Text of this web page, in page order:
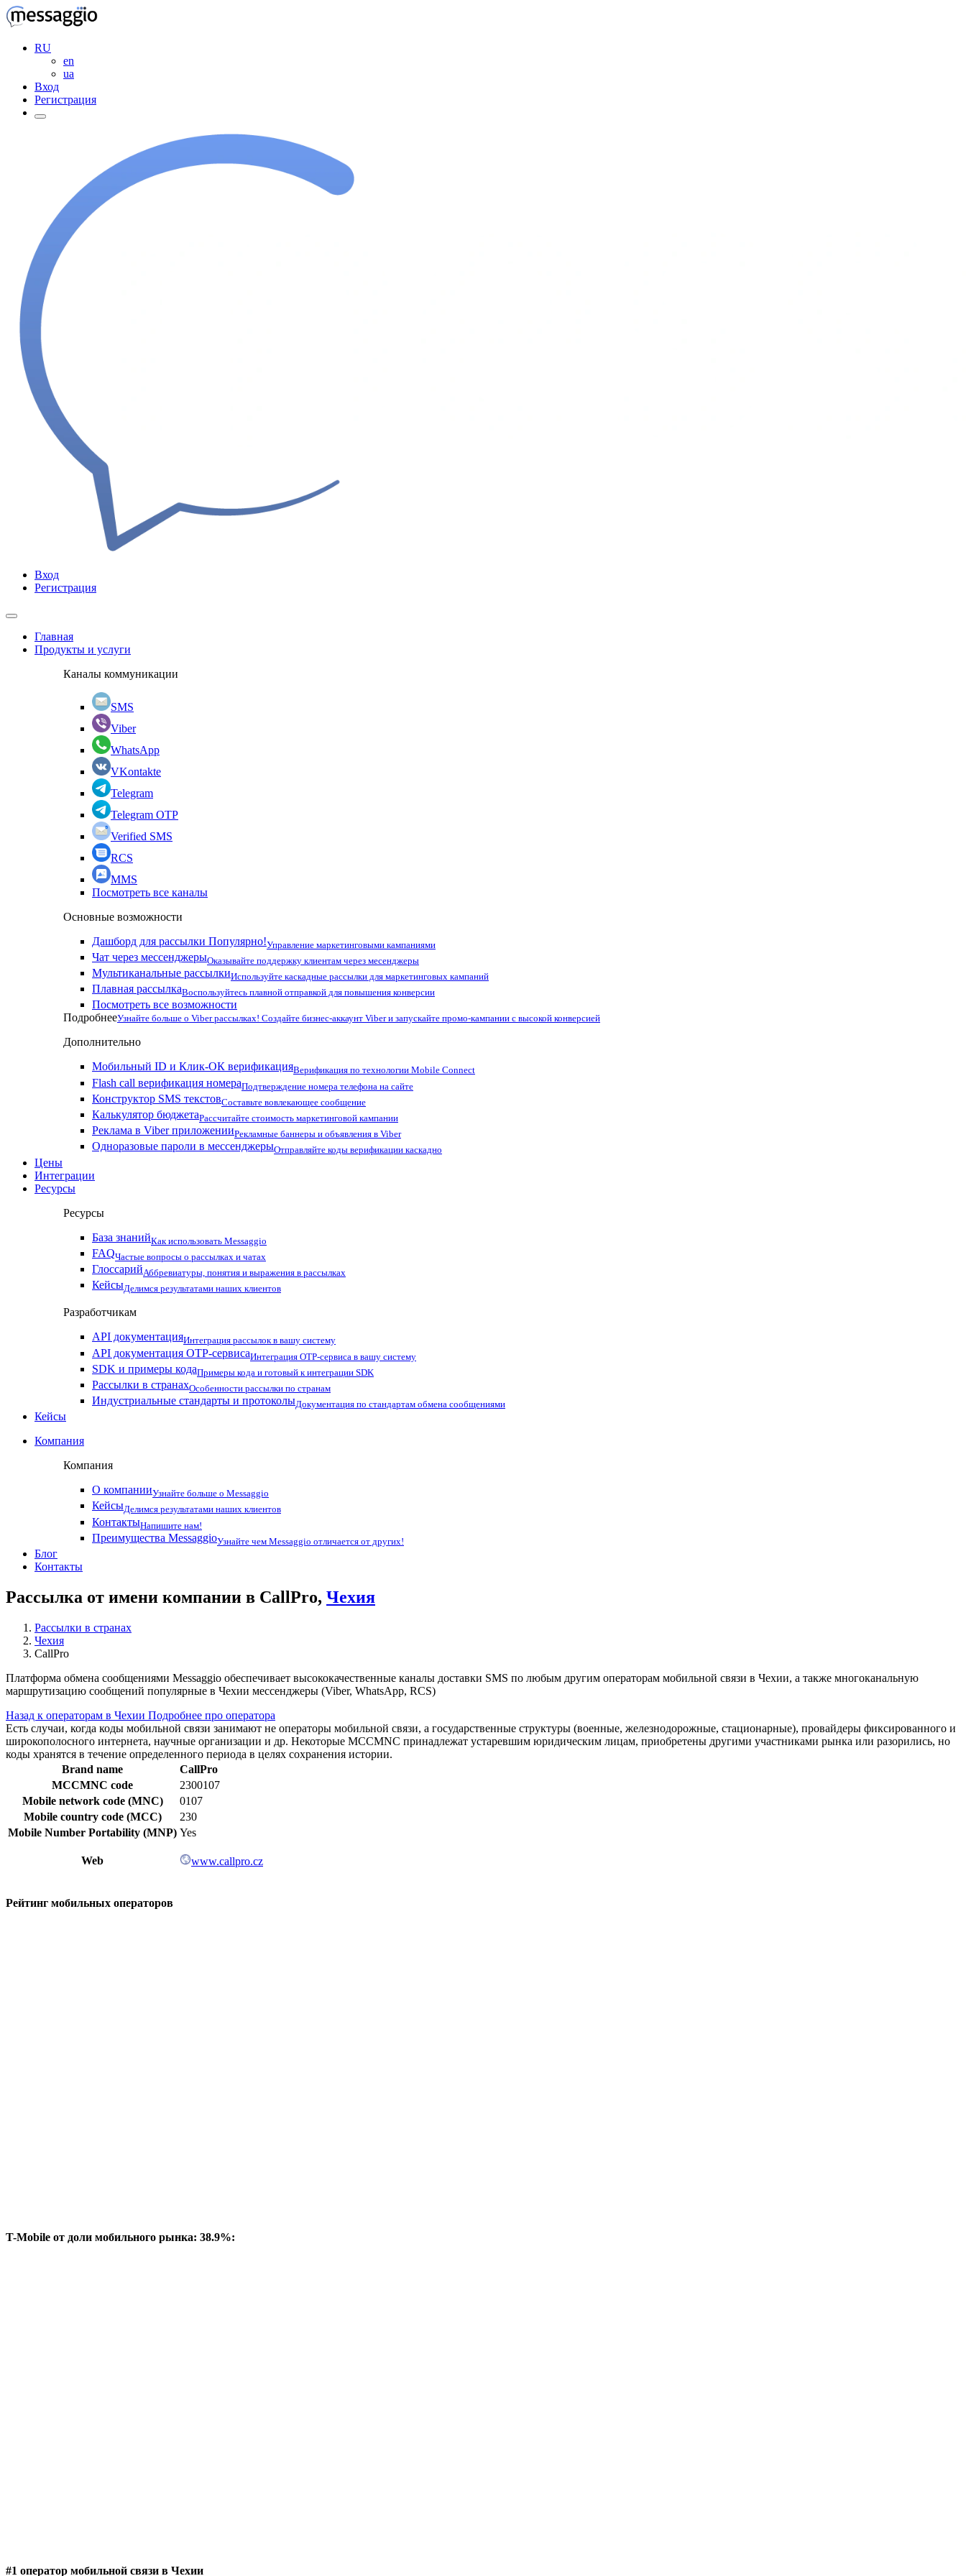
RU
en
ua
Вход
Регистрация
Вход
Регистрация
Главная
Продукты и услуги
Каналы коммуникации
SMS
Viber
WhatsApp
VKontakte
Telegram
Telegram OTP
Verified SMS
RCS
MMS
Посмотреть все каналы
Основные возможности
Дашборд для рассылки Популярно!Управление маркетинговыми кампаниями
Чат через мессенджерыОказывайте поддержку клиентам через месенджеры
Мультиканальные рассылкиИспользуйте каскадные рассылки для маркетинговых кампаний
Плавная рассылкаВоспользуйтесь плавной отправкой для повышения конверсии
Посмотреть все возможности
ПодробнееУзнайте больше о Viber рассылках! Создайте бизнес-аккаунт Viber и запускайте промо-кампании с высокой конверсией
Дополнительно
Мобильный ID и Клик-ОК верификацияВерификация по технологии Mobile Connect
Flash call верификация номераПодтверждение номера телефона на сайте
Конструктор SMS текстовСоставьте вовлекающее сообщение
Калькулятор бюджетаРассчитайте стоимость маркетинговой кампании
Реклама в Viber приложенииРекламные баннеры и объявления в Viber
Одноразовые пароли в мессенджерыОтправляйте коды верификации каскадно
Цены
Интеграции
Ресурсы
Ресурсы
База знанийКак использовать Messaggio
FAQЧастые вопросы о рассылках и чатах
ГлоссарийАббревиатуры, понятия и выражения в рассылках
КейсыДелимся результатами наших клиентов
Разработчикам
API документацияИнтеграция рассылок в вашу систему
API документация OTP-сервисаИнтеграция OTP-сервиса в вашу систему
SDK и примеры кодаПримеры кода и готовый к интеграции SDK
Рассылки в странахОсобенности рассылки по странам
Индустриальные стандарты и протоколыДокументация по стандартам обмена сообщениями
Кейсы
Компания
Компания
О компанииУзнайте больше о Messaggio
КейсыДелимся результатами наших клиентов
КонтактыНапишите нам!
Преимущества MessaggioУзнайте чем Messaggio отличается от других!
Блог
Контакты
Рассылка от имени компании в CallPro, Чехия
Рассылки в странах
Чехия
CallPro
Платформа обмена сообщениями Messaggio обеспечивает высококачественные каналы доставки SMS по любым другим операторам мобильной связи в Чехии, а также многоканальную
маршрутизацию сообщений популярные в Чехии мессенджеры (Viber, WhatsApp, RCS)
Назад к операторам в Чехии Подробнее про оператора
Есть случаи, когда коды мобильной связи занимают не операторы мобильной связи, а государственные структуры (военные, железнодорожные, стационарные), провайдеры фиксированного и
широкополосного интернета, научные организации и др. Некоторые MCCMNC принадлежат устаревшим юридическим лицам, приобретены другими участниками рынка или разорились, но
коды хранятся в течение определенного периода в целях сохранения истории.
Brand name
CallPro
MCCMNC code
2300107
Mobile network code (MNC)
0107
Mobile country code (MCC)
230
Mobile Number Portability (MNP) Yes
Web www.callpro.cz
Рейтинг мобильных операторов
T-Mobile от доли мобильного рынка: 38.9%:
#1 оператор мобильной связи в Чехии